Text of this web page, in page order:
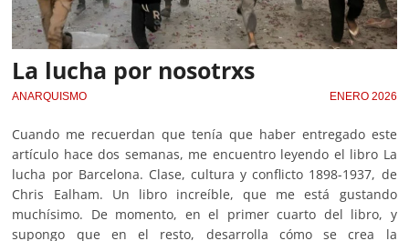
La lucha por nosotrxs
ANARQUISMO ENERO 2026
Cuando me recuerdan que tenía que haber entregado este
artículo hace dos semanas, me encuentro leyendo el libro La
lucha por Barcelona. Clase, cultura y conflicto 1898-1937, de
Chris Ealham. Un libro increíble, que me está gustando
muchísimo. De momento, en el primer cuarto del libro, y
supongo que en el resto, desarrolla cómo se crea la